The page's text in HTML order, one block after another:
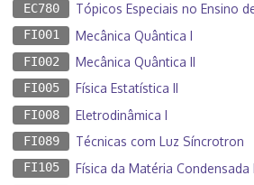
EC780 Tópicos Especiais no Ensino
FI001 Mecânica Quântica I
FI002 Mecânica Quântica II
FI005 Física Estatística II
FI008 Eletrodinâmica I
FI089 Técnicas com Luz Síncrotron
FI105 Física da Matéria Condensada